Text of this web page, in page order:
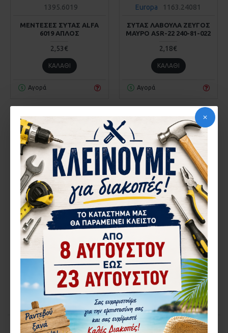
1395.6019
ΜΕΝΤΕΣΕΣ ΣΥΤΑΣ ALFA
6019 ΑΠΛΟΣ
2,53€
ΚΑΛΆΘΙ
Αγορά
Europa 1163.24081
ΣΥΤΑΣ ΛΑΒΟΥΛΑ ΖΕΥΓΟΣ
ΜΑΥΡΟ ASR-22 240-81-022
2,18€
ΚΑΛΆΘΙ
Αγορά
1-3 ΗΜΈΡΕΣ
Europa 1283.24081027
ΣΥΤΑΣ ΣΥΣΤΗΜΑ ΦΡΕΝΟΥ
EUROPA ASR-28
6,01€
ΚΑΛΆΘΙ
Αγορά
You have reached the end of the list.